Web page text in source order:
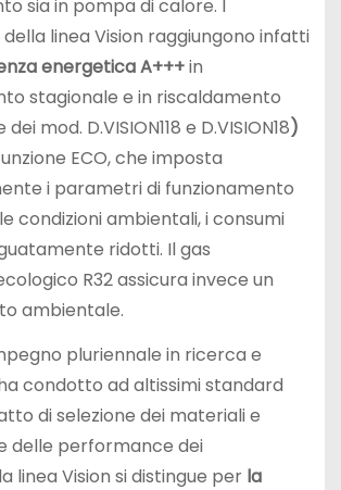
sia in pompa di calore. I
linea Vision raggiungono infatti
energetica A+++in
stagionale e in riscaldamento
mod. D.VISION118 e D.VISION18)
ECO, che imposta
i parametri di funzionamento
condizioni ambientali, i consumi
ridotti. Il gas
R32 assicura invece un
ambientale.
pluriennale in ricerca e
condotto ad altissimi standard
di selezione dei materiali e
delle performance dei
linea Vision si distingue per la